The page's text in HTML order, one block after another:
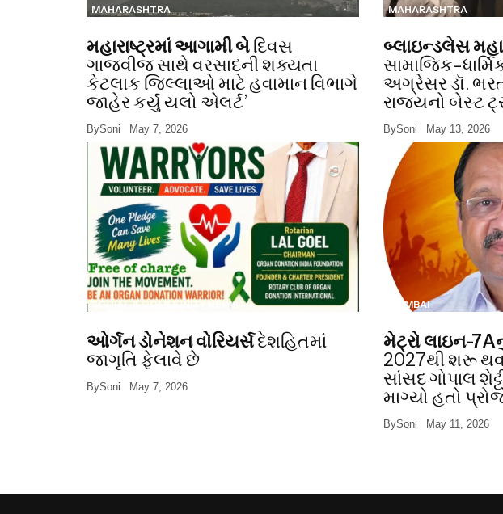
MAHARASHTRA
મહારાષ્ટ્રમાં આગામી બેદિવસ
ગાજવીજ સાથે વરસાદની શક્યતા
કેટલાક જિલ્લાઓ માટે હવામાન વિભાગે
જાહેર કર્યું યલો એલર્ટ’
BySoni May 7, 2026
MAHARASHTRA
બ્લાઇન્ડલેસ
સામાજિક-
અગ્રેસર ડૉ.
રાજ્યનો બેસ્ટ
BySoni May 13, 2026
SOCIAL & COMMUNITY NEWS
ઓર્ગન ડોનેશન વોરિયર્સદેશહિતમાં
જાગૃતિ ફેલાવે છે
BySoni May 7, 2026
MUMBAI
મેટ્રો લાઇન-
2027થી શરૂ
સાંસદ ગોપાલ
માગ્યો હતો
BySoni May 11, 2026